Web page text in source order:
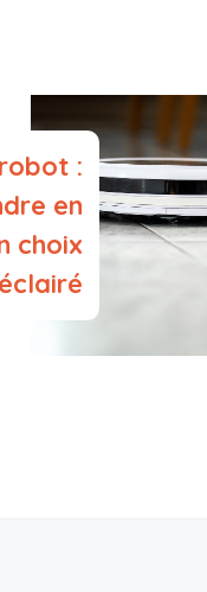
:
en
choix
éclairé